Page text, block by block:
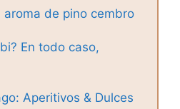
aroma de pino cembro
En todo caso,
Aperitivos & Dulces